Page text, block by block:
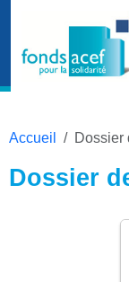
Accueil Dossier
Dossier